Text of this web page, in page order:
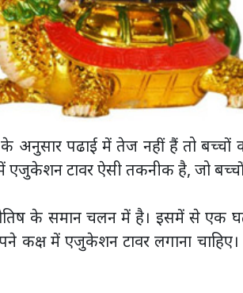
पढाई में तेज नहीं हैं तो बच्चों
टावर ऐसी तकनीक है, जो
के समान चलन में है। इसमें से एक
कक्ष में एजुकेशन टावर लगाना चाहिए।